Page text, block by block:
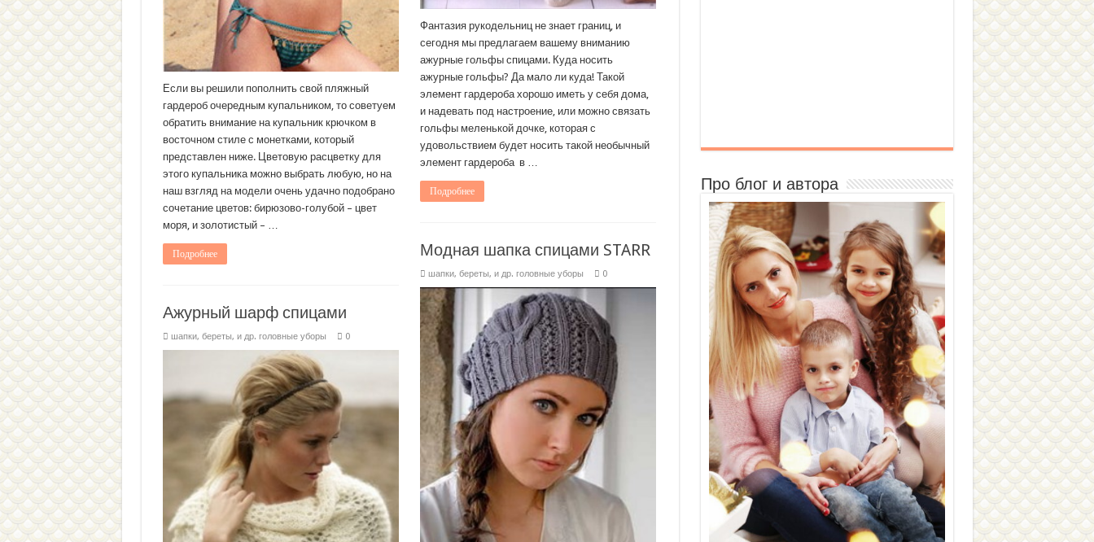
Если вы решили пополнить свой пляжный
гардероб очередным купальником, то советуем
обратить внимание на купальник крючком в
восточном стиле с монетками, который
представлен ниже. Цветовую расцветку для
этого купальника можно выбрать любую, но на
наш взгляд на модели очень удачно подобрано
сочетание цветов: бирюзово-голубой – цвет
моря, и золотистый – …
Подробнее
Фантазия рукодельниц не знает границ, и
сегодня мы предлагаем вашему вниманию
ажурные гольфы спицами. Куда носить
ажурные гольфы? Да мало ли куда! Такой
элемент гардероба хорошо иметь у себя дома,
и надевать под настроение, или можно связать
гольфы меленькой дочке, которая с
удовольствием будет носить такой необычный
элемент гардероба в …
Подробнее
Модная шапка спицами STARR
шапки, береты, и др. головные уборы 0
Ажурный шарф спицами
шапки, береты, и др. головные уборы 0
Про блог и автора